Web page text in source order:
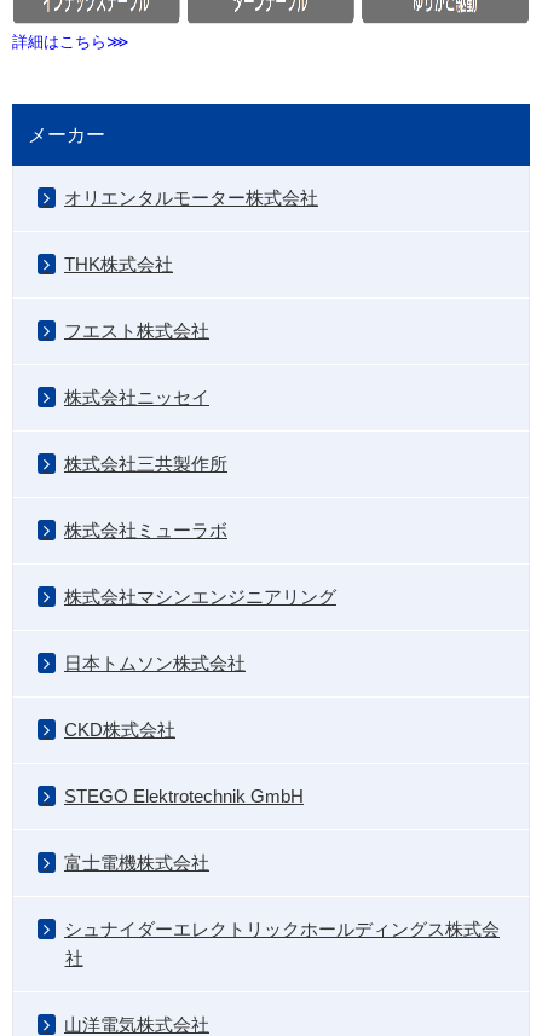
詳細はこちら⋙
メーカー
オリエンタルモーター株式会社
THK株式会社
フエスト株式会社
株式会社ニッセイ
株式会社三共製作所
株式会社ミューラボ
株式会社マシンエンジニアリング
日本トムソン株式会社
CKD株式会社
STEGO Elektrotechnik GmbH
富士電機株式会社
シュナイダーエレクトリックホールディングス株式会
社
山洋電気株式会社